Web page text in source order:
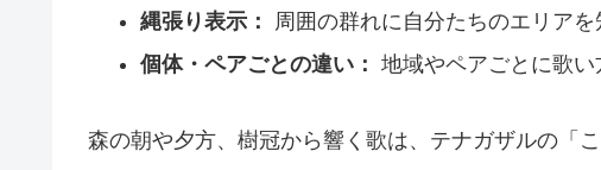
縄張り表示：
周囲の群れに自分たちのエリアを
個体・ペアごとの違い： 地域やペアごとに歌
森の朝や夕方、樹冠から響く歌は、テナガザルの「